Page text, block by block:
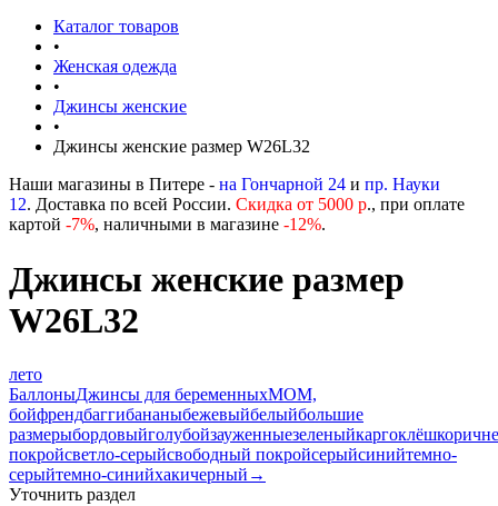
Каталог товаров
•
Женская одежда
•
Джинсы женские
•
Джинсы женские размер W26L32
Наши магазины в Питере - на Гончарной 24 и пр. Науки
12. Доставка по всей России. Скидка от 5000 р., при оплате
картой -7%, наличными в магазине -12%.
Джинсы женские размер
W26L32
лето
БаллоныДжинсы для беременныхМОМ,
бойфрендбаггибананыбежевыйбелыйбольшие
размерыбордовыйголубойзауженныезеленыйкаргоклёш
покройсветло-серыйсвободный покройсерыйсинийтемно-
серыйтемно-синийхакичерный →
Уточнить раздел